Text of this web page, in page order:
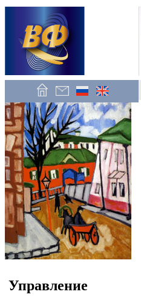
Управление